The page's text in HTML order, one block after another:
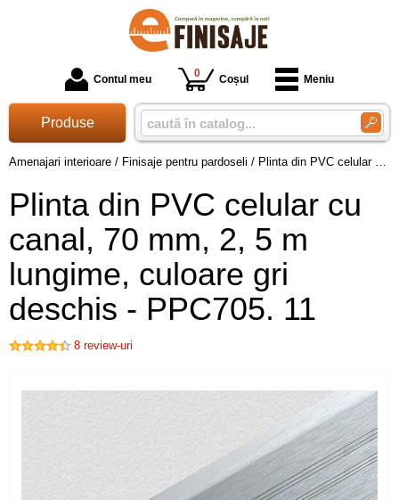
Contul meu 0 Coșul Meniu
Produse
Amenajari interioare / Finisaje pentru pardoseli / Plinta din PVC celular cu canal, 70 mm, 2, 5 m lungime, culoare gri deschis - PPC705. 11
Plinta din PVC celular cu
canal, 70 mm, 2, 5 m
lungime, culoare gri
deschis - PPC705. 11
8 review-uri